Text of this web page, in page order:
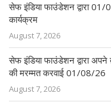
सेफ इंडिया फाउंडेशन द्वारा
कार्यक्रम
August 7, 2026
सेफ इंडिया फाउंडेशन द्वारा अपने
की मरम्मत करवाई 01/08/26
August 7, 2026